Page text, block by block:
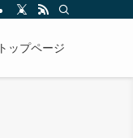
トップページ